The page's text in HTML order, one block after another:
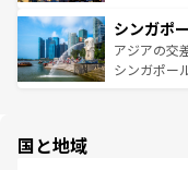
参照してほ
激する。気
が待ってい
た文化、そ
み、どこを
ており、効
うな絶景か
シンガポ
アジアの交
シンガポー
国と地域